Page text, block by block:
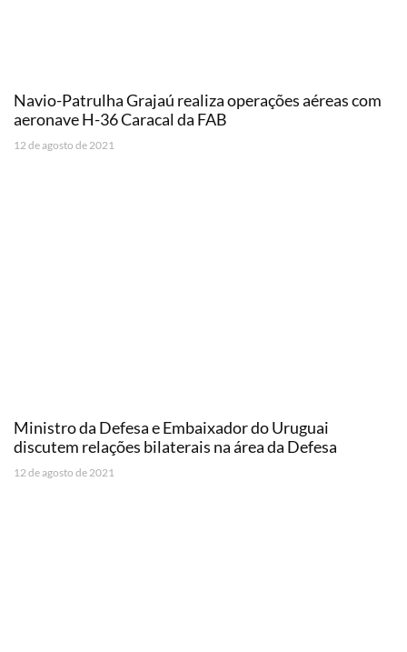
Navio-Patrulha Grajaú realiza operações aéreas com
aeronave H-36 Caracal da FAB
12 de agosto de 2021
Ministro da Defesa e Embaixador do Uruguai
discutem relações bilaterais na área da Defesa
12 de agosto de 2021